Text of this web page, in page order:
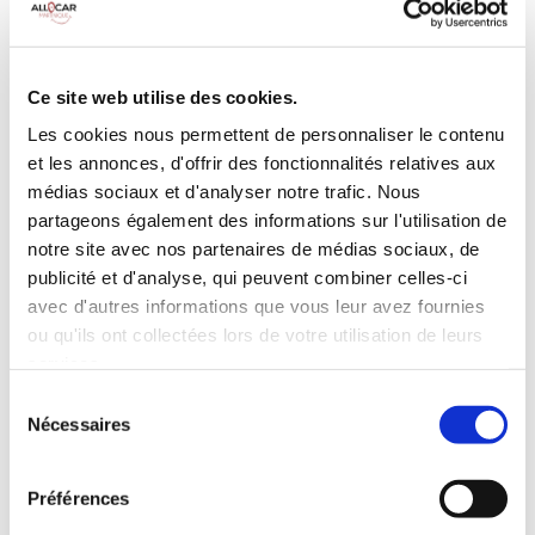
Ce site web utilise des cookies.
Les cookies nous permettent de personnaliser le contenu
et les annonces, d'offrir des fonctionnalités relatives aux
médias sociaux et d'analyser notre trafic. Nous
partageons également des informations sur l'utilisation de
notre site avec nos partenaires de médias sociaux, de
publicité et d'analyse, qui peuvent combiner celles-ci
avec d'autres informations que vous leur avez fournies
ou qu'ils ont collectées lors de votre utilisation de leurs
Nécessaires
Préférences
Galerie de toit Habillage Bois
Camera de recul
Cloison de
INCLUS À LA LOCATION
Killométrage illimité
Assurance tous risques (hors franchise)
Carburant : plein à rendre plein
CONDITIONS DE LOCATION
Age minimum :20 ans